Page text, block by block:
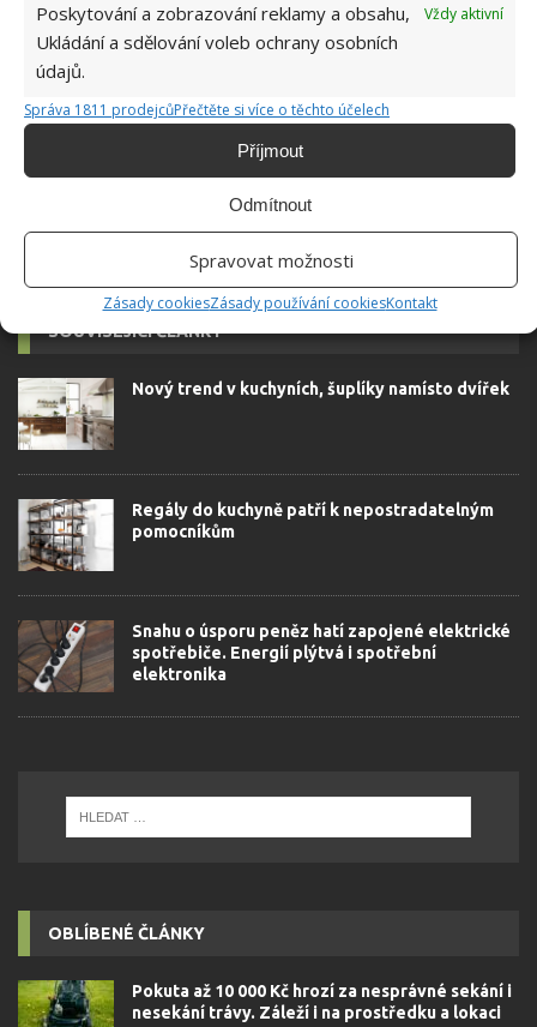
Poskytování a zobrazování reklamy a obsahu,
Ukládání a sdělování voleb ochrany osobních
údajů.
Vždy aktivní
Správa 1811 prodejcůPřečtěte si více o těchto účelech
Příjmout
Odmítnout
Spravovat možnosti
Zásady cookiesZásady používání cookiesKontakt
KUCHYŇSKÁ LINKA
SOUVISEJÍCÍ ČLÁNKY
Nový trend v kuchyních, šuplíky namísto dvířek
Regály do kuchyně patří k nepostradatelným
pomocníkům
Snahu o úsporu peněz hatí zapojené elektrické
spotřebiče. Energií plýtvá i spotřební
elektronika
OBLÍBENÉ ČLÁNKY
Pokuta až 10 000 Kč hrozí za nesprávné sekání i
nesekání trávy. Záleží i na prostředku a lokaci